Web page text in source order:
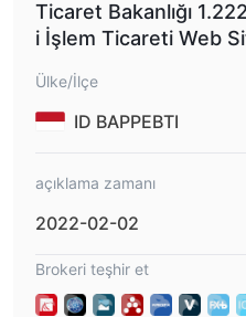
Ticaret Bakanlığı
i İşlem Ticareti Web
Ülke/İlçe
ID BAPPEBTI
açıklama zamanı
2022-02-02
Brokeri teşhir et